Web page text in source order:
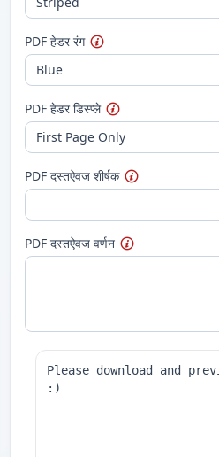
PDF हेडर रंग
PDF हेडर डिस्प्ले
PDF दस्तऐवज शीर्षक
PDF दस्तऐवज वर्णन